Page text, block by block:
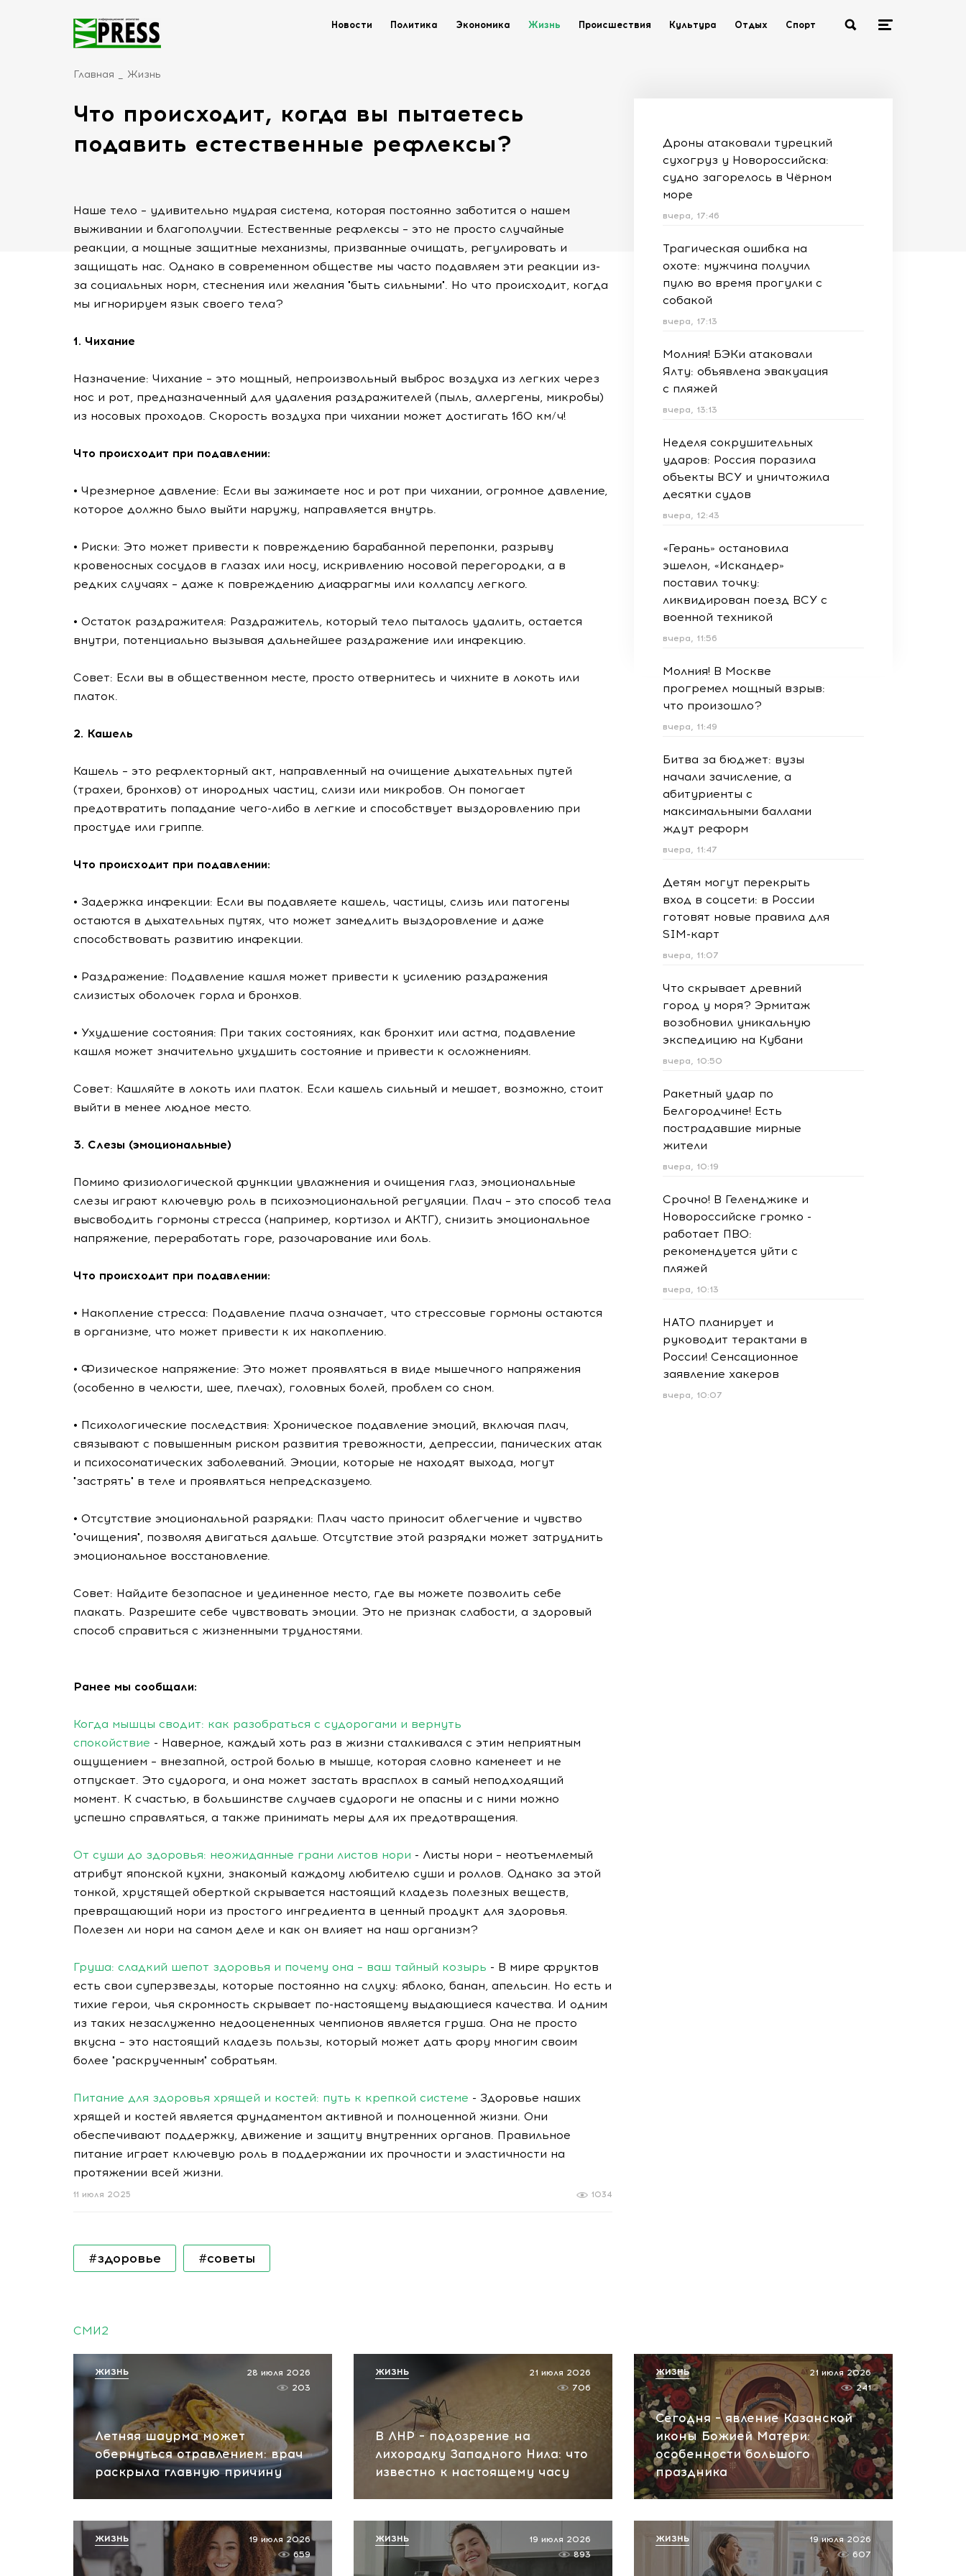
Новости Политика Экономика Жизнь Происшествия Культура Отдых Спорт
Главная Жизнь
Что происходит, когда вы пытаетесь
подавить естественные рефлексы?
Наше тело – удивительно мудрая система, которая постоянно заботится о нашем
выживании и благополучии. Естественные рефлексы – это не просто случайные
реакции, а мощные защитные механизмы, призванные очищать, регулировать и
защищать нас. Однако в современном обществе мы часто подавляем эти реакции из-
за социальных норм, стеснения или желания "быть сильными". Но что происходит, когда
мы игнорируем язык своего тела?
1. Чихание
Назначение: Чихание – это мощный, непроизвольный выброс воздуха из легких через
нос и рот, предназначенный для удаления раздражителей (пыль, аллергены, микробы)
из носовых проходов. Скорость воздуха при чихании может достигать 160 км/ч!
Что происходит при подавлении:
• Чрезмерное давление: Если вы зажимаете нос и рот при чихании, огромное давление,
которое должно было выйти наружу, направляется внутрь.
• Риски: Это может привести к повреждению барабанной перепонки, разрыву
кровеносных сосудов в глазах или носу, искривлению носовой перегородки, а в
редких случаях – даже к повреждению диафрагмы или коллапсу легкого.
• Остаток раздражителя: Раздражитель, который тело пыталось удалить, остается
внутри, потенциально вызывая дальнейшее раздражение или инфекцию.
Совет: Если вы в общественном месте, просто отвернитесь и чихните в локоть или
платок.
2. Кашель
Кашель – это рефлекторный акт, направленный на очищение дыхательных путей
(трахеи, бронхов) от инородных частиц, слизи или микробов. Он помогает
предотвратить попадание чего-либо в легкие и способствует выздоровлению при
простуде или гриппе.
Что происходит при подавлении:
• Задержка инфекции: Если вы подавляете кашель, частицы, слизь или патогены
остаются в дыхательных путях, что может замедлить выздоровление и даже
способствовать развитию инфекции.
• Раздражение: Подавление кашля может привести к усилению раздражения
слизистых оболочек горла и бронхов.
• Ухудшение состояния: При таких состояниях, как бронхит или астма, подавление
кашля может значительно ухудшить состояние и привести к осложнениям.
Совет: Кашляйте в локоть или платок. Если кашель сильный и мешает, возможно, стоит
выйти в менее людное место.
3. Слезы (эмоциональные)
Помимо физиологической функции увлажнения и очищения глаз, эмоциональные
слезы играют ключевую роль в психоэмоциональной регуляции. Плач – это способ тела
высвободить гормоны стресса (например, кортизол и АКТГ), снизить эмоциональное
напряжение, переработать горе, разочарование или боль.
Что происходит при подавлении:
• Накопление стресса: Подавление плача означает, что стрессовые гормоны остаются
в организме, что может привести к их накоплению.
• Физическое напряжение: Это может проявляться в виде мышечного напряжения
(особенно в челюсти, шее, плечах), головных болей, проблем со сном.
• Психологические последствия: Хроническое подавление эмоций, включая плач,
связывают с повышенным риском развития тревожности, депрессии, панических атак
и психосоматических заболеваний. Эмоции, которые не находят выхода, могут
"застрять" в теле и проявляться непредсказуемо.
• Отсутствие эмоциональной разрядки: Плач часто приносит облегчение и чувство
"очищения", позволяя двигаться дальше. Отсутствие этой разрядки может затруднить
эмоциональное восстановление.
Совет: Найдите безопасное и уединенное место, где вы можете позволить себе
плакать. Разрешите себе чувствовать эмоции. Это не признак слабости, а здоровый
способ справиться с жизненными трудностями.
Ранее мы сообщали:
Когда мышцы сводит: как разобраться с судорогами и вернуть
спокойствие - Наверное, каждый хоть раз в жизни сталкивался с этим неприятным
ощущением – внезапной, острой болью в мышце, которая словно каменеет и не
отпускает. Это судорога, и она может застать врасплох в самый неподходящий
момент. К счастью, в большинстве случаев судороги не опасны и с ними можно
успешно справляться, а также принимать меры для их предотвращения.
От суши до здоровья: неожиданные грани листов нори - Листы нори – неотъемлемый
атрибут японской кухни, знакомый каждому любителю суши и роллов. Однако за этой
тонкой, хрустящей оберткой скрывается настоящий кладезь полезных веществ,
превращающий нори из простого ингредиента в ценный продукт для здоровья.
Полезен ли нори на самом деле и как он влияет на наш организм?
Груша: сладкий шепот здоровья и почему она – ваш тайный козырь - В мире фруктов
есть свои суперзвезды, которые постоянно на слуху: яблоко, банан, апельсин. Но есть и
тихие герои, чья скромность скрывает по-настоящему выдающиеся качества. И одним
из таких незаслуженно недооцененных чемпионов является груша. Она не просто
вкусна – это настоящий кладезь пользы, который может дать фору многим своим
более "раскрученным" собратьям.
Питание для здоровья хрящей и костей: путь к крепкой системе - Здоровье наших
хрящей и костей является фундаментом активной и полноценной жизни. Они
обеспечивают поддержку, движение и защиту внутренних органов. Правильное
питание играет ключевую роль в поддержании их прочности и эластичности на
протяжении всей жизни.
1034
11 июля 2025
#здоровье #советы
Дроны атаковали турецкий
сухогруз у Новороссийска:
судно загорелось в Чёрном
море
вчера, 17:46
Трагическая ошибка на
охоте: мужчина получил
пулю во время прогулки с
собакой
вчера, 17:13
Молния! БЭКи атаковали
Ялту: объявлена эвакуация
с пляжей
вчера, 13:13
Неделя сокрушительных
ударов: Россия поразила
объекты ВСУ и уничтожила
десятки судов
вчера, 12:43
«Герань» остановила
эшелон, «Искандер»
поставил точку:
ликвидирован поезд ВСУ с
военной техникой
вчера, 11:56
Молния! В Москве
прогремел мощный взрыв:
что произошло?
вчера, 11:49
Битва за бюджет: вузы
начали зачисление, а
абитуриенты с
максимальными баллами
ждут реформ
вчера, 11:47
Детям могут перекрыть
вход в соцсети: в России
готовят новые правила для
SIM-карт
вчера, 11:07
Что скрывает древний
город у моря? Эрмитаж
возобновил уникальную
экспедицию на Кубани
вчера, 10:50
Ракетный удар по
Белгородчине! Есть
пострадавшие мирные
жители
вчера, 10:19
Срочно! В Геленджике и
Новороссийске громко -
работает ПВО:
рекомендуется уйти с
пляжей
вчера, 10:13
НАТО планирует и
руководит терактами в
России! Сенсационное
заявление хакеров
вчера, 10:07
СМИ2
Летняя шаурма может
обернуться отравлением: врач
раскрыла главную причину
28 июля 2026
203
ЖИЗНЬ
В ЛНР – подозрение на
лихорадку Западного Нила: что
известно к настоящему часу
21 июля 2026
706
ЖИЗНЬ
Сегодня – явление Казанской
иконы Божией Матери:
особенности большого
праздника
21 июля 2026
241
ЖИЗНЬ
19 июля 2026
659
ЖИЗНЬ
19 июля 2026
893
ЖИЗНЬ
19 июля 2026
607
ЖИЗНЬ